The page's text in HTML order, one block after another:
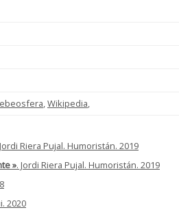
Wikipedia
Riera Pujal. Humoristán. 2019
». Jordi Riera Pujal. Humoristán. 2019
2020